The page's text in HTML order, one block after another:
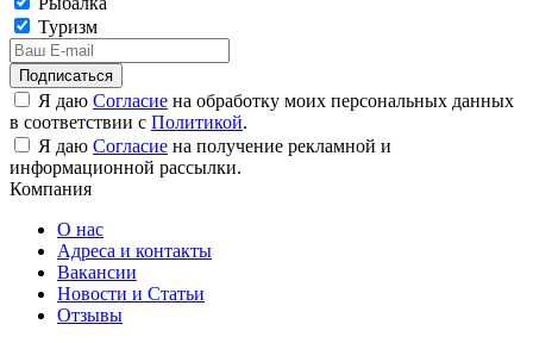
Туризм
Подписаться
Я даю Согласие на обработку моих персональных данных
в соответствии с Политикой.
Я даю Согласие на получение рекламной и
информационной рассылки.
Компания
О нас
Адреса и контакты
Вакансии
Новости и Статьи
Отзывы